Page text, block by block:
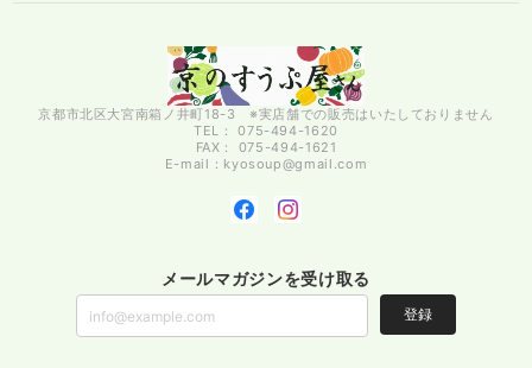
京都市北区大宮南箱ノ井町18-3 ※実店舗での販売はいたしておりません
TEL： 075-494-1620
FAX： 075-494-1621
E-mail： kyosoup@gmail.com
メールマガジンを受け取る
登録